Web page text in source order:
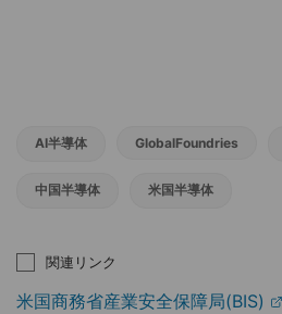
AI半導体 GlobalFoundries
中国半導体 米国半導体
関連リンク
米国商務省産業安全保障局(BIS)